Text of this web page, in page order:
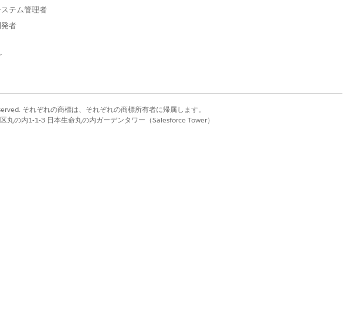
管理」
を開きます。
テム管理者
者
それぞれの商標は、それぞれの商標所有者に帰属します。
の内1-1-3 日本生命丸の内ガーデンタワー（Salesforce Tower）